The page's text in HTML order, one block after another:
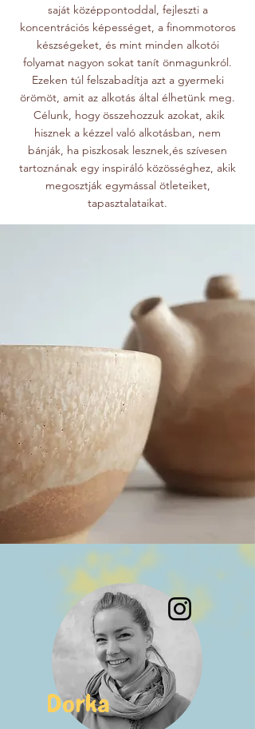
saját középpontoddal, fejleszti a
koncentrációs képességet, a finommotoros
készségeket, és mint minden alkotói
folyamat nagyon sokat tanít önmagunkról.
Ezeken túl felszabadítja azt a gyermeki
örömöt, amit az alkotás által élhetünk meg.
Célunk, hogy összehozzuk azokat, akik
hisznek a kézzel való alkotásban, nem
bánják, ha piszkosak lesznek,és szívesen
tartoznának egy inspiráló közösséghez, akik
megosztják egymással ötleteiket,
tapasztalataikat.
Dorka